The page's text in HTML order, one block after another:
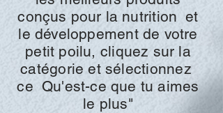
conçus pour la nutrition et
le développement de votre
petit poilu, cliquez sur la
catégorie et sélectionnez
ce Qu'est-ce que tu aimes
le plus"